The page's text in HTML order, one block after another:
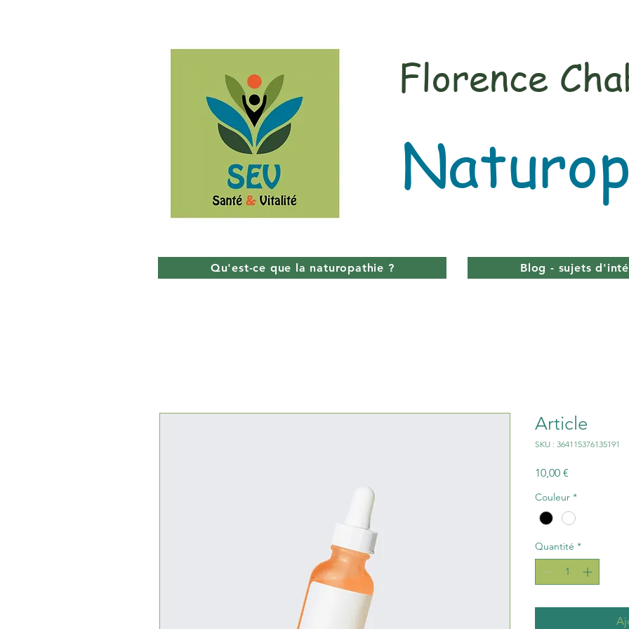
Florence
Qu'est-ce que la naturopathie ? Blog - sujets
Article
SKU : 364115376135191
10,00 €
Couleur *
Quantité *